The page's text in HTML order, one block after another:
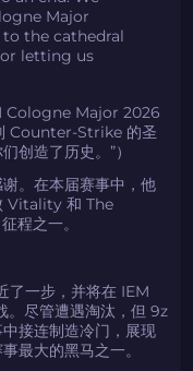
贴板
技
Major
the cathedral
letting us
Cologne Major 2026
Counter-Strike 的圣
创造了历史。”）
。在本届赛事中，他
Vitality 和 The
程之一。
了一步，并将在 IEM
尽管遭遇淘汰，但 9z
接连制造冷门，展现
最大的黑马之一。